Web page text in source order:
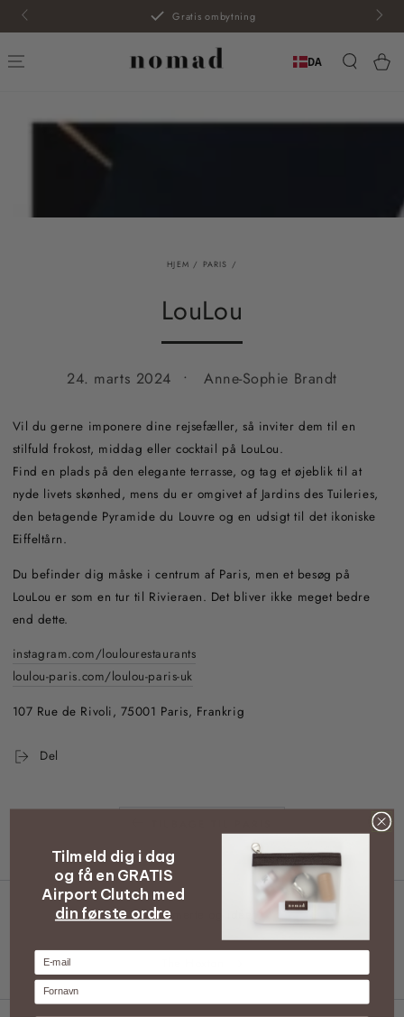
SPRING TIL
INDHOLD
Gratis ombytning
DA
HJEM / PARIS /
LouLou
24. marts 2024 Anne-Sophie Brandt
Vil du gerne imponere dine rejsefæller, så inviter dem til en
stilfuld frokost, middag eller cocktail på LouLou.
Find en plads på den elegante terrasse, og tag et øjeblik til at
nyde livets skønhed, mens du er omgivet af Jardins des Tuileries,
den betagende Pyramide du Louvre og en udsigt til det ikoniske
Eiffeltårn.
Du befinder dig måske i centrum af Paris, men et besøg på
LouLou er som en tur til Rivieraen. Det bliver ikke meget bedre
end dette.
instagram.com/loulourestaurants
loulou-paris.com/loulou-paris-uk
107 Rue de Rivoli, 75001 Paris, Frankrig
Del
Smerte og idéer
Tilmeld dig i dag
og få en GRATIS
Airport Clutch med
din første ordre
E-mail
Fornavn